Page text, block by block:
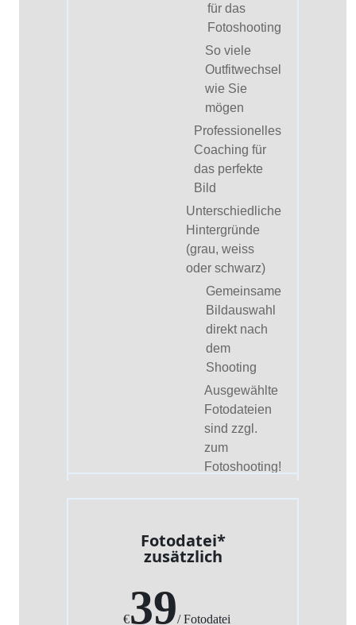
für das
Fotoshooting
So viele
Outfitwechsel
wie Sie
mögen
Professionelles
Coaching für
das perfekte
Bild
Unterschiedliche
Hintergründe
(grau, weiss
oder schwarz)
Gemeinsame
Bildauswahl
direkt nach
dem
Shooting
Ausgewählte
Fotodateien
sind zzgl.
zum
Fotoshooting!
Fotodatei*
zusätzlich
€39/ Fotodatei